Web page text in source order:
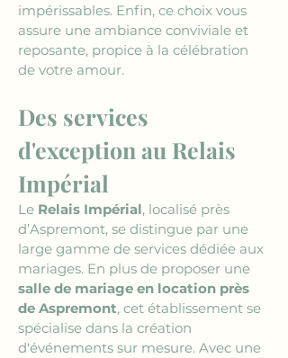
impérissables. Enfin, ce choix vous
assure une ambiance conviviale et
reposante, propice à la célébration
de votre amour.
Des services
d'exception au Relais
Impérial
Le Relais Impérial, localisé près
d’Aspremont, se distingue par une
large gamme de services dédiée aux
mariages. En plus de proposer une
salle de mariage en location près
de Aspremont, cet établissement se
spécialise dans la création
d'événements sur mesure. Avec une